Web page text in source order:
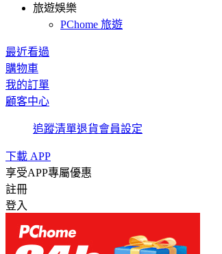
旅遊娛樂
PChome 旅遊
最近看過
購物車
我的訂單
顧客中心
追蹤清單退貨會員設定
下載 APP
享受APP專屬優惠
註冊
登入